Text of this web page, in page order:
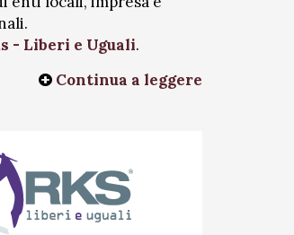
- Liberi e Uguali.
Continua a leggere